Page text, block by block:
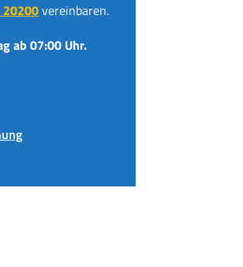
vereinbaren.
ab 07:00 Uhr.